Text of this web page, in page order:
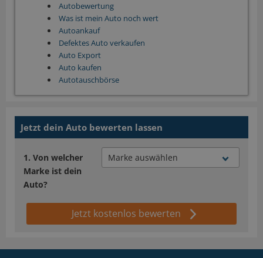
Autobewertung
Was ist mein Auto noch wert
Autoankauf
Defektes Auto verkaufen
Auto Export
Auto kaufen
Autotauschbörse
Jetzt dein Auto bewerten lassen
Von welcher
Marke ist dein
Auto?
Jetzt kostenlos bewerten